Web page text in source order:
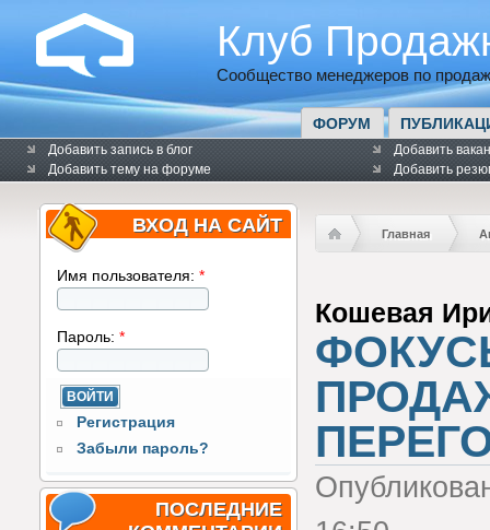
Клуб
Сообщество менеджеров по
ФОРУМ
Добавить запись в блог
Добавить тему на форуме
Добавить
Добавить
ВХОД НА САЙТ
Имя пользователя: *
Пароль: *
Регистрация
Забыли пароль?
ПОСЛЕДНИЕ
Главная
Кошевая